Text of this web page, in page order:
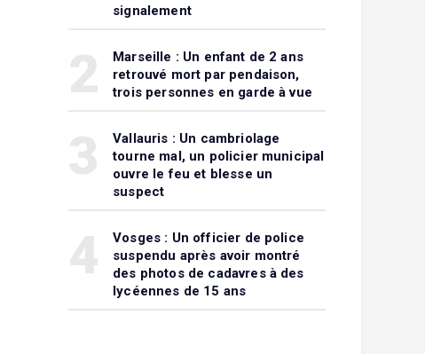
signalement
Marseille : Un enfant de 2 ans
retrouvé mort par pendaison,
trois personnes en garde à vue
Vallauris : Un cambriolage
tourne mal, un policier municipal
ouvre le feu et blesse un
suspect
Vosges : Un officier de police
suspendu après avoir montré
des photos de cadavres à des
lycéennes de 15 ans